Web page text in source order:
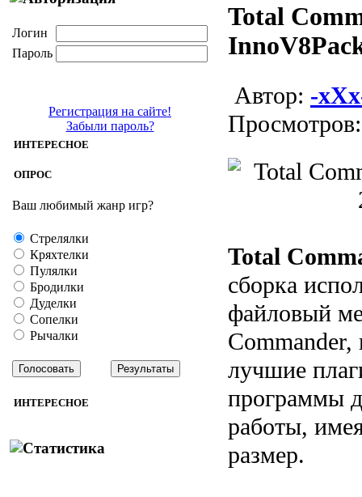
Логин
Пароль
Регистрация на сайте!
Забыли пароль?
ИНТЕРЕСНОЕ
ОПРОС
Ваш любимый жанр игр?
Стрелялки
Кряхтелки
Пулялки
Бродилки
Дуделки
Сопелки
Рычалки
ИНТЕРЕСНОЕ
Total
Aвтор: -
Total
сборка
файловый
Commander,
лучшие
программы
работы,
размер.